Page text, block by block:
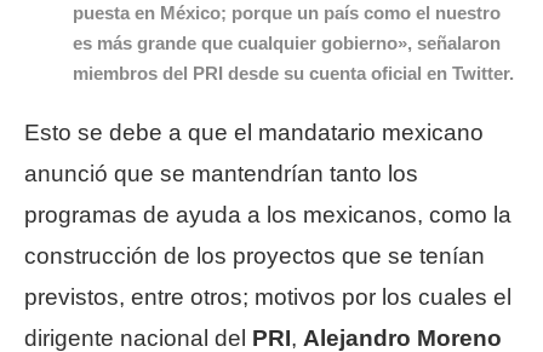
puesta en México; porque un país como el nuestro
es más grande que cualquier gobierno», señalaron
miembros del PRI desde su cuenta oficial en Twitter.
Esto se debe a que el mandatario mexicano
anunció que se mantendrían tanto los
programas de ayuda a los mexicanos, como la
construcción de los proyectos que se tenían
previstos, entre otros; motivos por los cuales el
dirigente nacional del PRI, Alejandro Moreno